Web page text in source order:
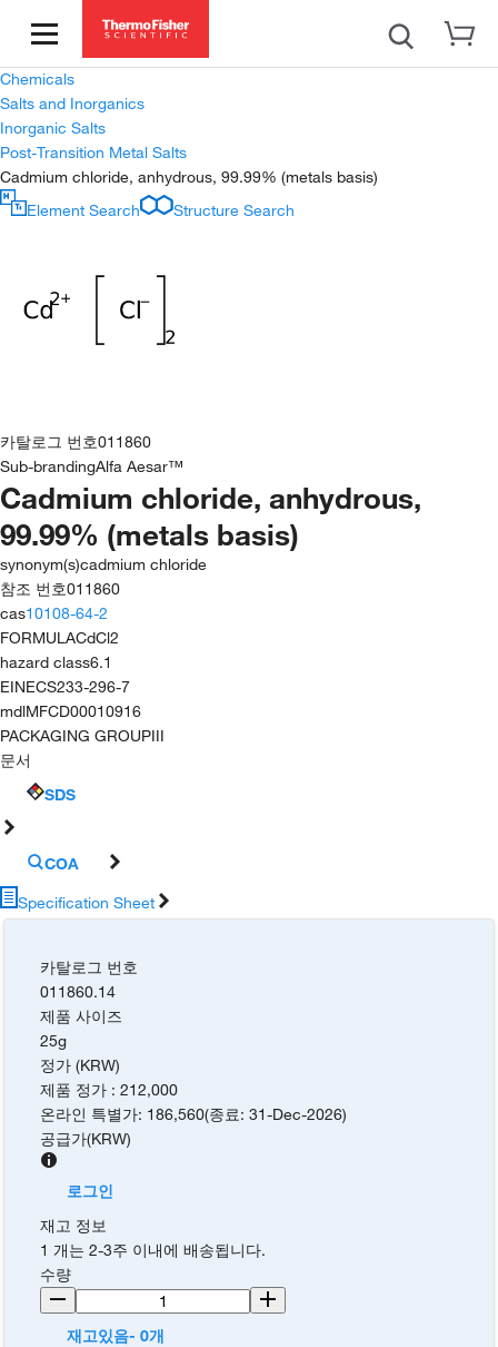
Chemicals
Salts and Inorganics
Inorganic Salts
Post-Transition Metal Salts
Cadmium chloride, anhydrous, 99.99% (metals basis)
Element Search
Structure Search
카탈로그 번호011860
Sub-brandingAlfa Aesar™
Cadmium chloride, anhydrous,
99.99% (metals basis)
synonym(s)cadmium chloride
참조 번호011860
cas10108-64-2
FORMULACdCl2
hazard class6.1
EINECS233-296-7
mdlMFCD00010916
PACKAGING GROUPIII
문서
SDS
COA
Specification Sheet
카탈로그 번호
011860.14
제품 사이즈
25g
정가 (KRW)
제품 정가 :212,000
온라인 특별가: 186,560(종료:31-Dec-2026)
공급가(KRW)
로그인
재고 정보
1 개는 2-3주 이내에 배송됩니다.
수량
재고있음- 0개